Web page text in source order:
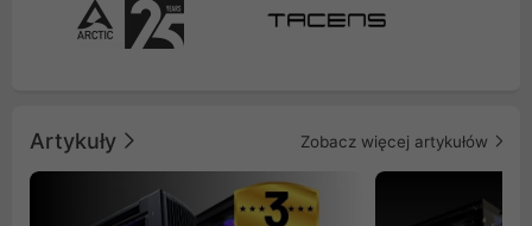
Artykuły Zobacz więcej artykułów